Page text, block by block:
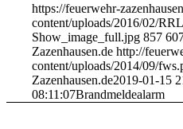
https://feuerwehr-
content/uploads/2016/02/
Show_image_full.jpg 857
Zazenhausen.de http://
content/uploads/2014/09/
Zazenhausen.de2019-01-15
08:11:07Brandmeldealarm